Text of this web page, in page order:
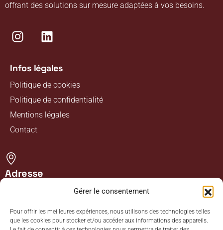
Gérer le consentement
Pour offrir les meilleures expériences, nous utilisons des technologies telles
que les cookies pour stocker et/ou accéder aux informations des appareils.
offrant des solutions sur mesure adaptées à vos besoins.
Infos légales
Politique de cookies
Politique de confidentialité
Mentions légales
Contact
Adresse